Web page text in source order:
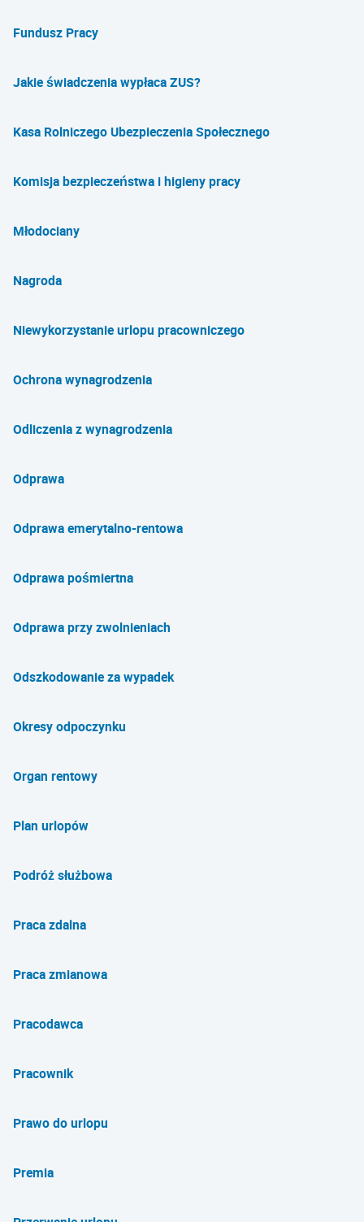
Fundusz Pracy
Jakie świadczenia wypłaca ZUS?
Kasa Rolniczego Ubezpieczenia Społecznego
Komisja bezpieczeństwa i higieny pracy
Młodociany
Nagroda
Niewykorzystanie urlopu pracowniczego
Ochrona wynagrodzenia
Odliczenia z wynagrodzenia
Odprawa
Odprawa emerytalno-rentowa
Odprawa pośmiertna
Odprawa przy zwolnieniach
Odszkodowanie za wypadek
Okresy odpoczynku
Organ rentowy
Plan urlopów
Podróż służbowa
Praca zdalna
Praca zmianowa
Pracodawca
Pracownik
Prawo do urlopu
Premia